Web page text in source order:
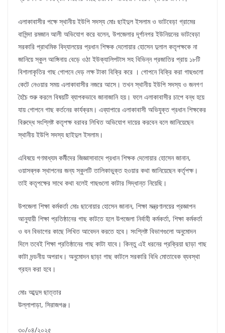
এলাকাবাসীর পক্ষে স্থানীয় ইউপি সদস্য মোঃ ছাইদুল ইসলাম ও ভাটবেড়া গ্রামের
বাসিন্দা রমজান আলী অভিযোগ করে বলেন, উপজেলার দূর্গানগর ইউনিয়নের ভাটবেড়া
সরকারি প্রাথমিক বিদ্যালয়ের প্রধান শিক্ষক দেলোয়ার হোসেন দুলাল কতৃপক্ষকে না
জানিয়ে স্কুল আঙ্গিনায় বেড়ে ওঠা ইউক্যালিপটাস সহ বিভিন্ন প্রজাতির প্রায় ১৮টি
বিশালাকৃতির গাছ গোপনে দেড় লক্ষ টাকা বিক্রি করে । গোপনে বিক্রি করা গাছগুলো
কেটে নেওয়ার সময় এলাকাবাসীর নজরে আসে। তখন স্থানীয় ইউপি সদস্য ও জনগণ
হৈচৈ শুরু করলে বিষয়টি ব্যাপকভাবে জানাজানি হয়। ফলে এলাকাবাসীর চাপে বন্ধ হয়ে
যায় গোপনে গাছ কর্তনের কার্যক্রম। এব্যাপারে এলাকাবাসী অভিযুক্ত প্রধান শিক্ষকের
বিরুদ্ধে সংশ্লিষ্ট কতৃপক্ষ বরাবর লিখিত অভিযোগ দায়ের করবেন বলে জানিয়েছেন
স্থানীয় ইউপি সদস্য ছাইদুল ইসলাম।
এবিষয়ে গণমাধ্যম কর্মীদের জিজ্ঞাসাবাদে প্রধান শিক্ষক দেলোয়ার হোসেন জানান,
ওয়াসব্লক স্থাপনের জন্য স্কুলটি তালিকাভুক্ত হওয়ার কথা জানিয়েছেন কর্তৃপক্ষ।
তাই কতৃপক্ষের সাথে কথা বলেই গাছগুলো কাটার সিদ্ধান্ত নিয়েছি।
উপজেলা শিক্ষা কর্মকর্তা মোঃ ছানোয়ার হোসেন জানান, শিক্ষা মন্ত্রণালয়ের প্রজ্ঞাপন
আনুযায়ী শিক্ষা প্রতিষ্ঠানের গাছ কাটতে হলে উপজেলা নির্বাহী কর্মকর্তা, শিক্ষা কর্মকর্তা
ও বন বিভাগের কাছে লিখিত আবেদন করতে হবে। সংশ্লিষ্ট বিভাগগুলো অনুমোদন
দিলে তবেই শিক্ষা প্রতিষ্ঠানের গাছ কাটা যাবে। কিন্তু এই ধরনের প্রক্রিয়া ছাড়া গাছ
কাটা দন্ডনীয় অপরাধ। অনুমোদন ছাড়া গাছ কাটলে সরকারি বিধি মোতাবেক ব্যবস্থা
গ্রহন করা হবে।
মোঃ আব্দুস ছাত্তার
উল্লাপাড়া, সিরাজগঞ্জ।
৩০/০৪/২০২৫